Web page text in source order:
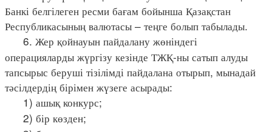
Банкі белгілеген ресми бағам бойынша Қазақстан
Республикасының валютасы – теңге болып табылады.
6. Жер қойнауын пайдалану жөніндегі
операцияларды жүргізу кезінде ТЖҚ-ны сатып алуды
тапсырыс беруші тізілімді пайдалана отырып, мынадай
тәсілдердің бірімен жүзеге асырады:
1) ашық конкурс;
2) бір көзден;